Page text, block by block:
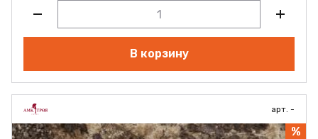
В корзину
арт. -
%